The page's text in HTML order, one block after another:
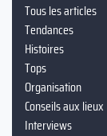
Tous les articles
Tendances
Histoires
Tops
Organisation
Conseils aux lieux
Interviews